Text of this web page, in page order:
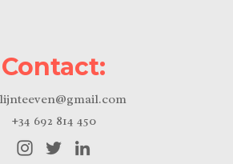
Contact:
+34 692 814 450